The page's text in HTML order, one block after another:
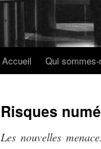
Accueil Qui
Risques
Les nouvelles